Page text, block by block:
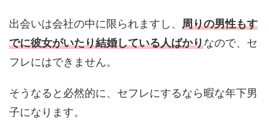
出会いは会社の中に限られますし、 周りの男性もす
でに彼女がいたり結婚している人ばかりなので、セ
フレにはできません。
そうなると必然的に、セフレにするなら暇な年下男
子になります。